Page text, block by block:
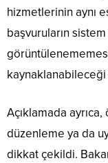
hizmetlerinin aynı
başvuruların
Açıklamada
düzenleme ya da
dikkat çekildi.